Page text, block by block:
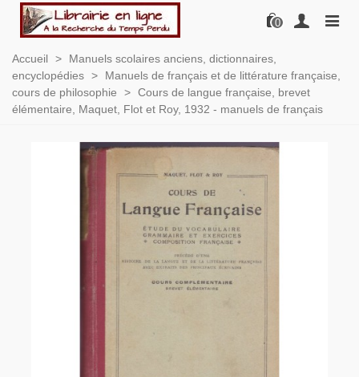
0
Accueil >
Manuels scolaires anciens, dictionnaires,
encyclopédies >
Manuels de français et de littérature française,
cours de philosophie
> Cours de langue française, brevet
élémentaire, Maquet, Flot et Roy, 1932 - manuels de français